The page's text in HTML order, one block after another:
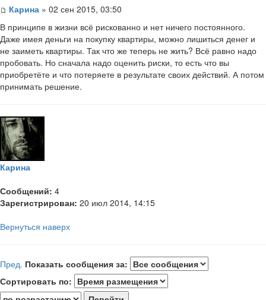
Карина » 02 сен 2015, 03:50
В принципе в жизни всё рискованно и нет ничего постоянного.
Даже имея деньги на покупку квартиры, можно лишиться денег и
не заиметь квартиры. Так что же теперь не жить? Всё равно надо
пробовать. Но сначала надо оценить риски, то есть что вы
приобретёте и что потеряете в результате своих действий. А потом
принимать решение.
Карина
Сообщений: 4
Зарегистрирован: 20 июл 2014, 14:15
Вернуться наверх
Пред. Показать сообщения за:
Сортировать по: